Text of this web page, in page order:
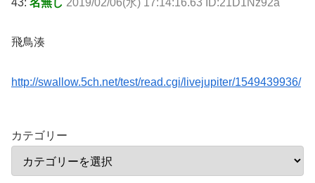
飛鳥湊
http://swallow.5ch.net/test/read.cgi/livejupiter/1549439936/
カテゴリー